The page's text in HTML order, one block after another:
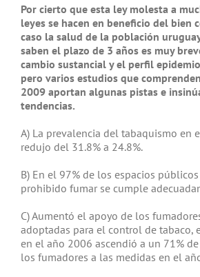
Por cierto que esta ley molesta a
leyes se hacen en beneficio del bien
caso la salud de la población
saben el plazo de 3 años es muy
cambio sustancial y el perfil
pero varios estudios que
2009 aportan algunas pistas e
tendencias.
A) La prevalencia del tabaquismo en
redujo del 31.8% a 24.8%.
B) En el 97% de los espacios
prohibido fumar se cumple
C) Aumentó el apoyo de los
adoptadas para el control de tabaco,
en el año 2006 ascendió a un 71%
los fumadores a las medidas en el